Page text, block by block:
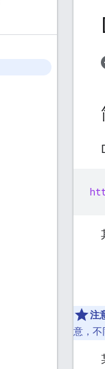
注
意，不